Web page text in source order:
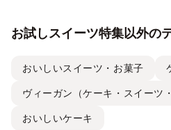
お試しスイーツ特集以外の
おいしいスイーツ・お菓子
ヴィーガン（ケーキ・スイーツ
おいしいケーキ